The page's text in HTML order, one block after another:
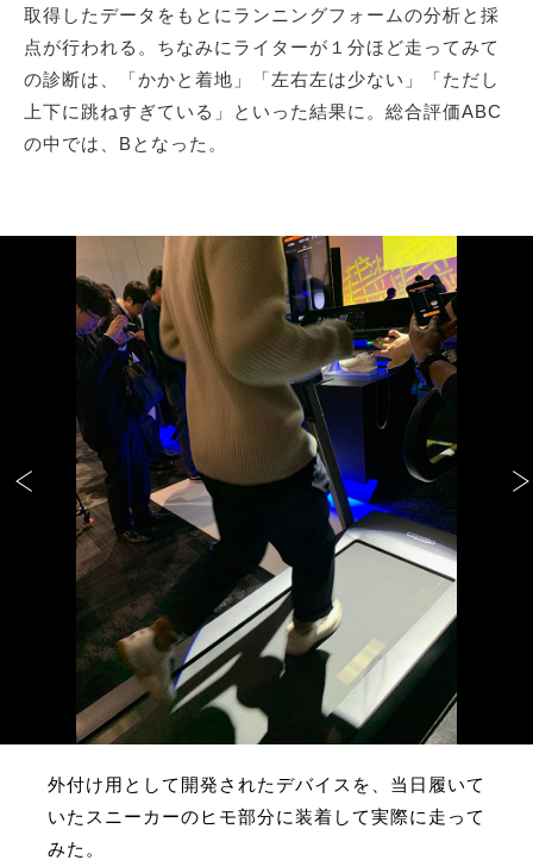
取得したデータをもとにランニングフォームの分析と採
点が行われる。ちなみにライターが１分ほど走ってみて
の診断は、「かかと着地」「左右左は少ない」「ただし
上下に跳ねすぎている」といった結果に。総合評価ABC
の中では、Bとなった。
外付け用として開発されたデバイスを、当日履いて
いたスニーカーのヒモ部分に装着して実際に走って
みた。